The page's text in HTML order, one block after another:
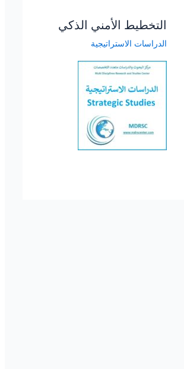
التخطيط الأمني الذكي
الدراسات الاستراتيجية